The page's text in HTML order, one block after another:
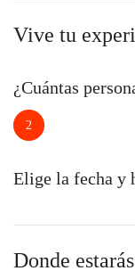
Vive tu
¿Cuántas
2
Elige la fecha y
Donde estarás